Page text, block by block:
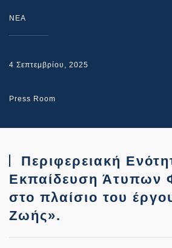
NEA
4 Σεπτεμβρίου, 2025
Press Room
Περιφερειακή
Εκπαίδευση Άτυπων
στο πλαίσιο του
Ζωής».